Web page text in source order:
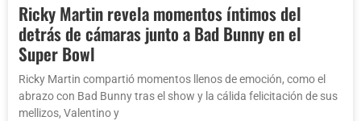
Ricky Martin revela momentos íntimos del
detrás de cámaras junto a Bad Bunny en el
Super Bowl
Ricky Martin compartió momentos llenos de emoción, como el
abrazo con Bad Bunny tras el show y la cálida felicitación de sus
mellizos, Valentino y